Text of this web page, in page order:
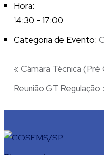
Hora:
14:30 - 17:00
Categoria de Evento:
« Câmara Técnica (Pré
Reunião GT Regulação